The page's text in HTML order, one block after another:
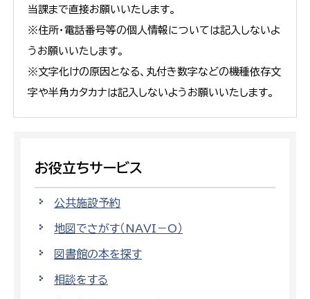
当課まで直接お願いいたします。
※住所・電話番号等の個人情報については記入しないよ
うお願いいたします。
※文字化けの原因となる、丸付き数字などの機種依存文
字や半角カタカナは記入しないようお願いいたします。
お役立ちサービス
公共施設予約
地図でさがす（NAVI－O）
図書館の本を探す
相談をする